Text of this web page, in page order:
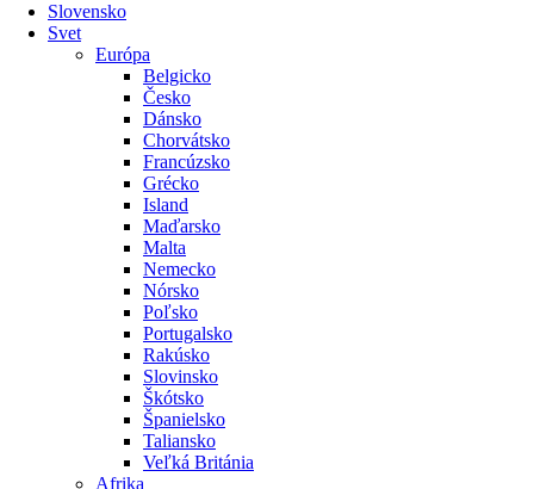
Slovensko
Svet
Európa
Belgicko
Česko
Dánsko
Chorvátsko
Francúzsko
Grécko
Island
Maďarsko
Malta
Nemecko
Nórsko
Poľsko
Portugalsko
Rakúsko
Slovinsko
Škótsko
Španielsko
Taliansko
Veľká Británia
Afrika